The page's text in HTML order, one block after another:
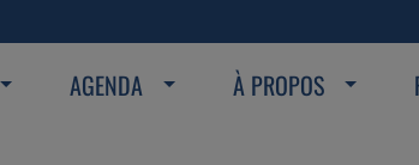
AGENDA À PROPOS